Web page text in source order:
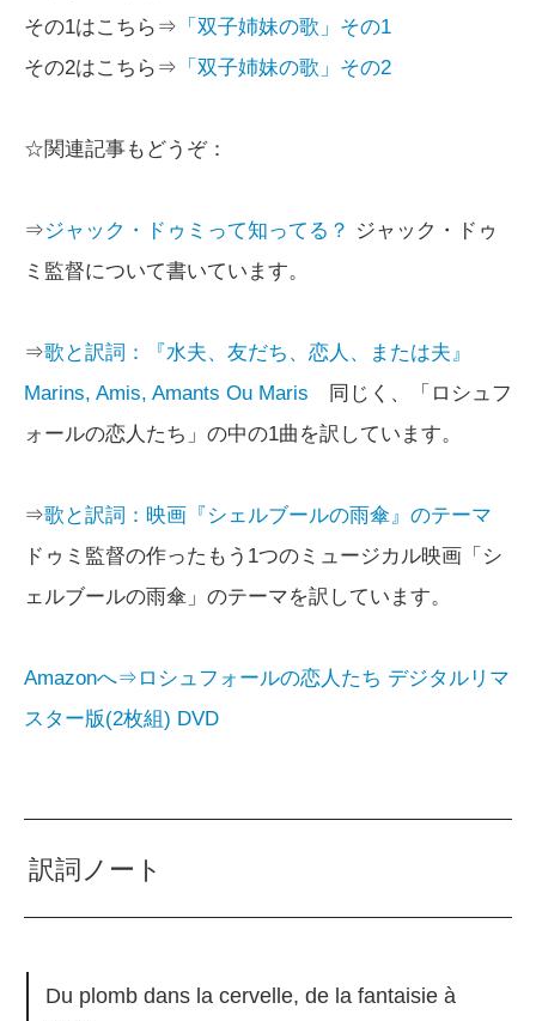
その1はこちら⇒ 「双子姉妹の歌」その1
その2はこちら⇒ 「双子姉妹の歌」その2
☆関連記事もどうぞ：
⇒ジャック・ドゥミって知ってる？ ジャック・ドゥ
ミ監督について書いています。
⇒歌と訳詞：『水夫、友だち、恋人、または夫』
Marins, Amis, Amants Ou Maris 同じく、「ロシュフ
ォールの恋人たち」の中の1曲を訳しています。
⇒歌と訳詞：映画『シェルブールの雨傘』のテーマ
ドゥミ監督の作ったもう1つのミュージカル映画「シ
ェルブールの雨傘」のテーマを訳しています。
Amazonへ⇒ロシュフォールの恋人たち デジタルリマ
スター版(2枚組) DVD
訳詞ノート
Du plomb dans la cervelle, de la fantaisie à